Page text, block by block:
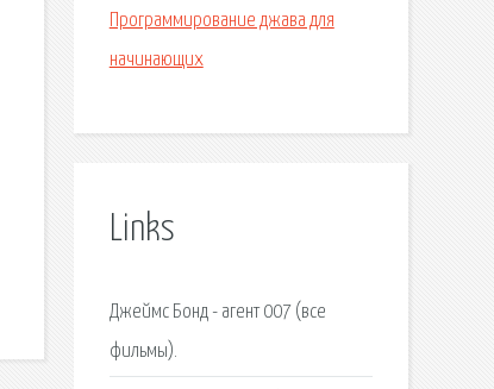
Программирование джава для
начинающих
Links
Джеймс Бонд - агент 007 (все
фильмы).